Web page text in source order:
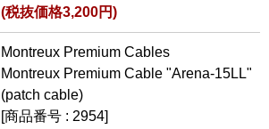
(税抜価格3,200円)
Montreux Premium Cables
Montreux Premium Cable "Arena-15LL"
(patch cable)
[商品番号 : 2954]